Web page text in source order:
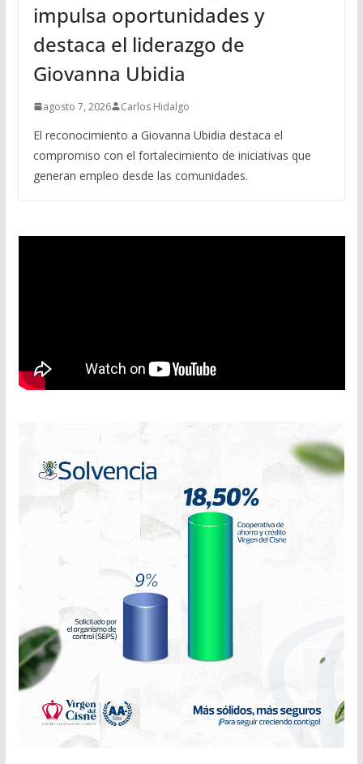
impulsa oportunidades y
destaca el liderazgo de
Giovanna Ubidia
agosto 7, 2026 Carlos Hidalgo
El reconocimiento a Giovanna Ubidia destaca el
compromiso con el fortalecimiento de iniciativas que
generan empleo desde las comunidades.